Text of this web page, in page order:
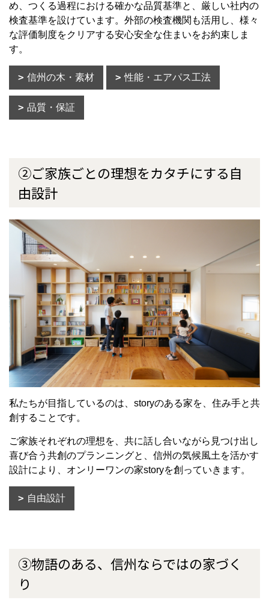
め、つくる過程における確かな品質基準と、厳しい社内の
検査基準を設けています。外部の検査機関も活用し、様々
な評価制度をクリアする安心安全な住まいをお約束しま
す。
信州の木・素材 性能・エアパス工法
品質・保証
②ご家族ごとの理想をカタチにする自
由設計
私たちが目指しているのは、storyのある家を、住み手と共
創することです。
ご家族それぞれの理想を、共に話し合いながら見つけ出し
喜び合う共創のプランニングと、信州の気候風土を活かす
設計により、オンリーワンの家storyを創っていきます。
自由設計
③物語のある、信州ならではの家づく
り